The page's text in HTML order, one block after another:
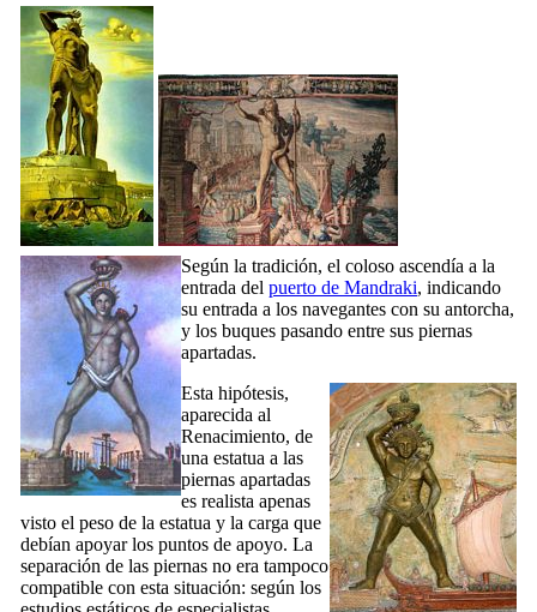
Según la tradición, el coloso ascendía a la
entrada del puerto de Mandraki, indicando
su entrada a los navegantes con su antorcha,
y los buques pasando entre sus piernas
apartadas.
Esta hipótesis,
aparecida al
Renacimiento, de
una estatua a las
piernas apartadas
es realista apenas
visto el peso de la estatua y la carga que
debían apoyar los puntos de apoyo. La
separación de las piernas no era tampoco
compatible con esta situación: según los